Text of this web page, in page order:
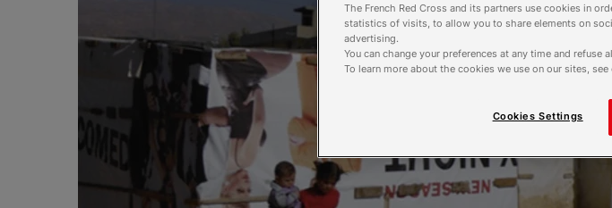
The French Red Cross and its partners use cookies in
statistics of visits, to allow you to share elements on
advertising.
You can change your preferences at any time and
To learn more about the cookies we use on our sites,
Cookies Settings